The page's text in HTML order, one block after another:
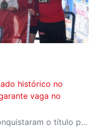
histórico no
vaga no
Thales Hara e Evelyn Ferreira conquistaram o título paulista e representarão Araçatuba e o Estado de São Paulo no Campeonato Brasileiro Sub-13, em Macapá.